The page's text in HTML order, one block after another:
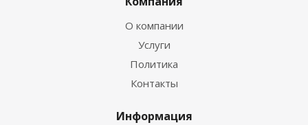
О компании
Услуги
Политика
Контакты
Информация